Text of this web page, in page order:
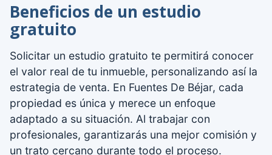
Beneficios de un estudio
gratuito
Solicitar un estudio gratuito te permitirá conocer
el valor real de tu inmueble, personalizando así la
estrategia de venta. En Fuentes De Béjar, cada
propiedad es única y merece un enfoque
adaptado a su situación. Al trabajar con
profesionales, garantizarás una mejor comisión y
un trato cercano durante todo el proceso.